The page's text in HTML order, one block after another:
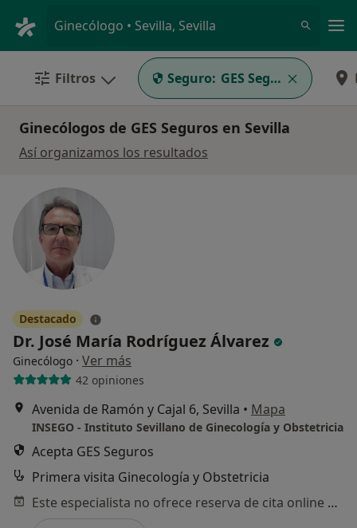
Ginecólogo • Sevilla, Sevilla
Filtros Seguro: GES Seguros
Ginecólogos de GES Seguros en Sevilla
Así organizamos los resultados
Destacado
Dr. José María Rodríguez Álvarez
Ginecólogo · Ver más
42 opiniones
Avenida de Ramón y Cajal 6, Sevilla • Mapa
INSEGO - Instituto Sevillano de Ginecología y Obstetricia
Acepta GES Seguros
Primera visita Ginecología y Obstetricia
Este especialista no ofrece reserva de cita online en esta dirección.